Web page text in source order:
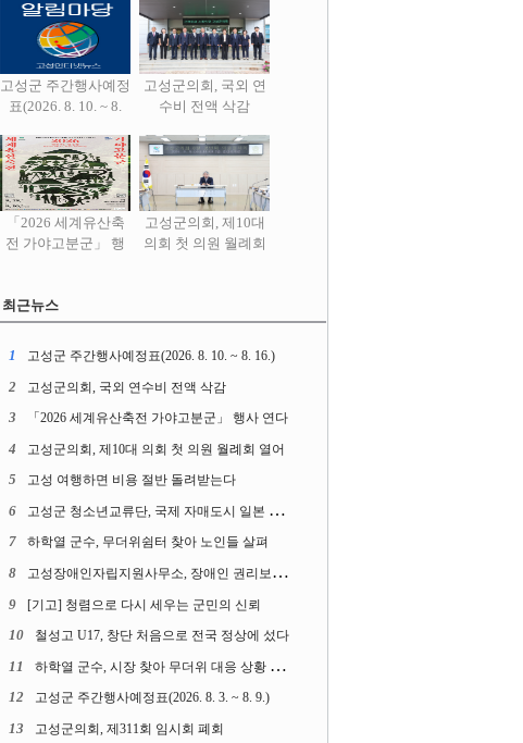
고성군 주간행사예정
표(2026. 8. 10. ~ 8.
고성군의회, 국외 연
수비 전액 삭감
「2026 세계유산축
전 가야고분군」 행
고성군의회, 제10대
의회 첫 의원 월례회
최근뉴스
1 고성군 주간행사예정표(2026. 8. 10. ~ 8. 16.)
2 고성군의회, 국외 연수비 전액 삭감
3 「2026 세계유산축전 가야고분군」 행사 연다
4 고성군의회, 제10대 의회 첫 의원 월례회 열어
5 고성 여행하면 비용 절반 돌려받는다
6 고성군 청소년교류단, 국제 자매도시 일본 가사오카시 찾아
7 하학열 군수, 무더위쉼터 찾아 노인들 살펴
8 고성장애인자립지원사무소, 장애인 권리보장 촉구 1인 시위 벌여
9 [기고] 청렴으로 다시 세우는 군민의 신뢰
10 철성고 U17, 창단 처음으로 전국 정상에 섰다
11 하학열 군수, 시장 찾아 무더위 대응 상황 살펴
12 고성군 주간행사예정표(2026. 8. 3. ~ 8. 9.)
13 고성군의회, 제311회 임시회 폐회